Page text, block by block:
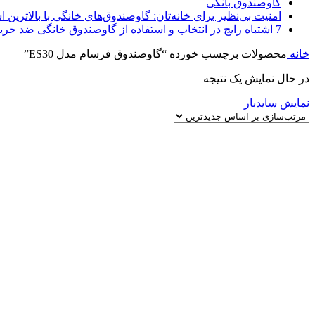
گاوصندوق بانکی
امنیت بی‌نظیر برای خانه‌تان: گاوصندوق‌های خانگی با بالاترین
7 اشتباه رایج در انتخاب و استفاده از گاوصندوق خانگی ضد حریق
خانه محصولات برچسب خورده “گاوصندوق فرسام مدل ES30”
در حال نمایش یک نتیجه
نمایش سایدبار